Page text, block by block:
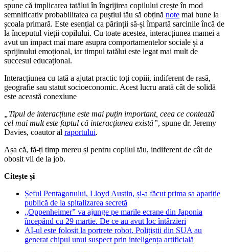
spune că implicarea tatălui în îngrijirea copilului crește în mod
semnificativ probabilitatea ca puștiul tău să obțină note mai bune la
școala primară. Este esențial ca părinții să-și împartă sarcinile încă de
la începutul vieții copilului. Cu toate acestea, interacțiunea mamei a
avut un impact mai mare asupra comportamentelor sociale și a
sprijinului emoțional, iar timpul tatălui este legat mai mult de
succesul educațional.
Interacțiunea cu tată a ajutat practic toți copiii, indiferent de rasă,
geografie sau statut socioeconomic. Acest lucru arată cât de solidă
este această conexiune
„Tipul de interacțiune este mai puțin important, ceea ce contează
cel mai mult este faptul că interacțiunea există”, spune dr. Jeremy
Davies, coautor al raportului.
Așa că, fă-ți timp mereu și pentru copilul tău, indiferent de cât de
obosit vii de la job.
Citește și
Șeful Pentagonului, Lloyd Austin, și-a făcut prima sa apariție
publică de la spitalizarea secretă
„Oppenheimer” va ajunge pe marile ecrane din Japonia
începând cu 29 martie. De ce au avut loc întârzieri
AI-ul este folosit la portrete robot. Polițiștii din SUA au
generat chipul unui suspect prin inteligența artificială